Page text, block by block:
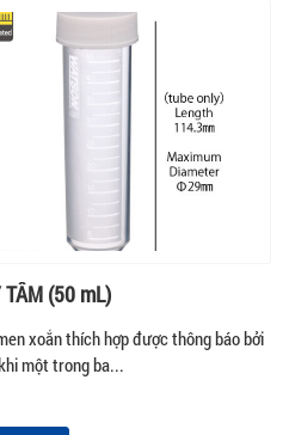
TÂM (50 mL)
xoắn thích hợp được thông báo bởi
một trong ba...